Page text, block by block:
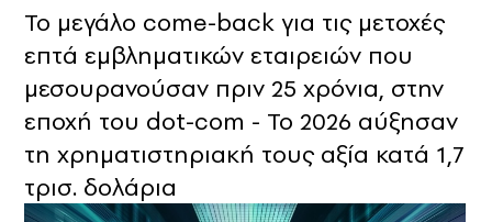
Το μεγάλο come-back για τις μετοχές
επτά εμβληματικών εταιρειών που
μεσουρανούσαν πριν 25 χρόνια, στην
εποχή του dot-com - Το 2026 αύξησαν
τη χρηματιστηριακή τους αξία κατά 1,7
τρισ. δολάρια